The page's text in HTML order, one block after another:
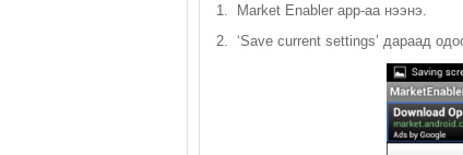
1. Market Enabler app-аа нээнэ.
2. ‘Save current settings’ дараад